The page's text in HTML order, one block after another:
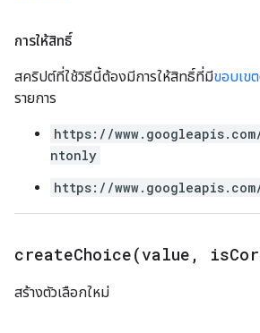
การให้สิทธิ์
สคริปต์ที่ใช้วิธีนี้ต้องมีการให้สิทธิ์ที่มีขอบเขต
รายการ
https://
ntonly
https://
createChoice(value , is
สร้างตัวเลือกใหม่